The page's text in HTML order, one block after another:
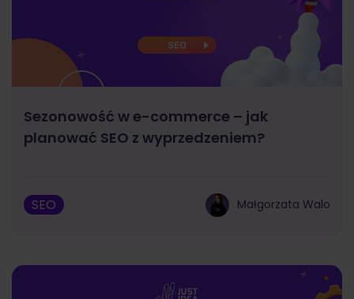
Sezonowość w e-commerce – jak
planować SEO z wyprzedzeniem?
SEO Małgorzata Walo